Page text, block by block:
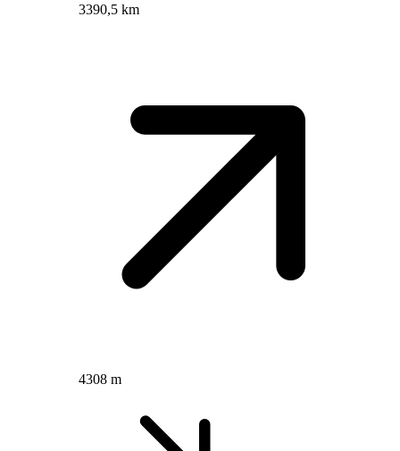
3390,5 km
4308 m